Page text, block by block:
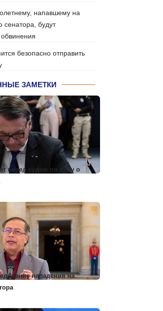
напавшему на
сенатора, будут
безопасно отправить
ЗАМЕТКИ
перед судом по делу о
нападения на